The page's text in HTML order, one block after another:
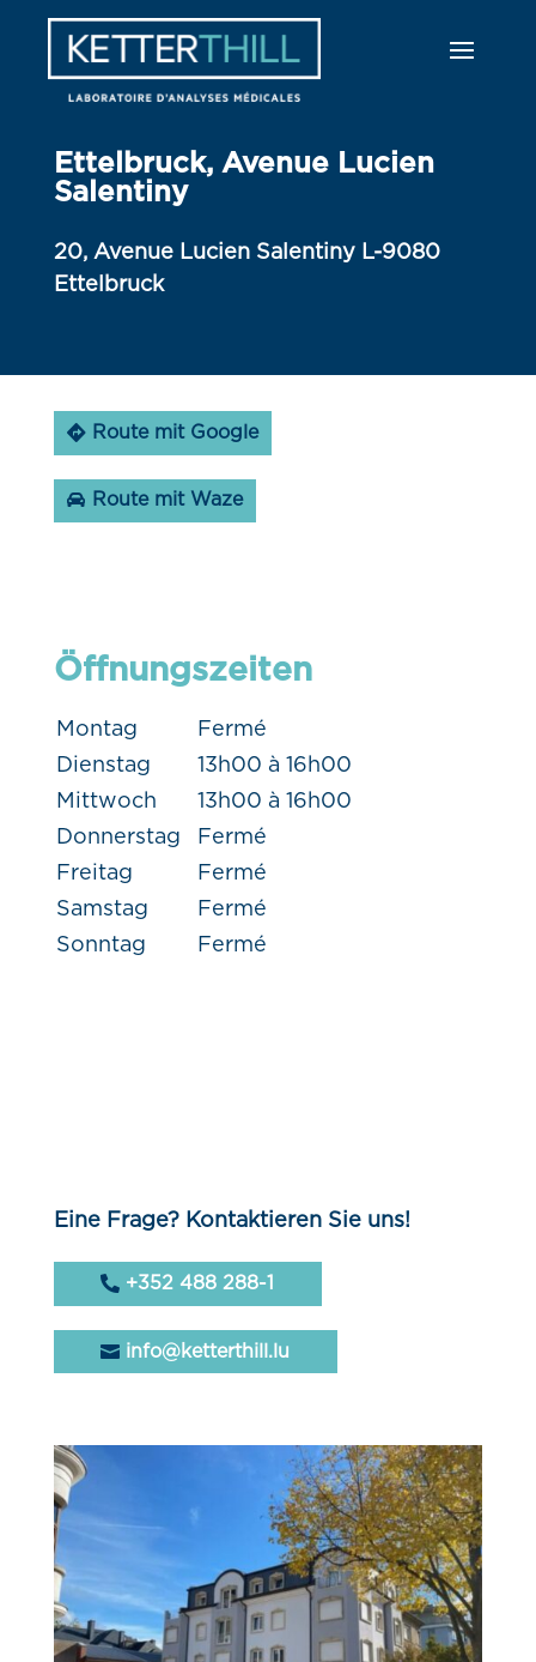
Ettelbruck, Avenue Lucien
Salentiny
20, Avenue Lucien Salentiny L-9080
Ettelbruck
Route mit Google
Route mit Waze
Öffnungszeiten
Montag
Fermé
Dienstag
13h00 à 16h00
Mittwoch
13h00 à 16h00
Donnerstag
Fermé
Freitag
Fermé
Samstag
Fermé
Sonntag
Fermé
Eine Frage? Kontaktieren Sie uns!
+352 488 288-1
info@ketterthill.lu